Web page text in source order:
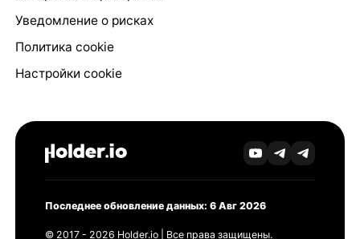
Уведомление о рисках
Политика cookie
Настройки cookie
Последнее обновление данных: 6 Авг 2026
© 2017 - 2026 Holder.io | Все права защищены.